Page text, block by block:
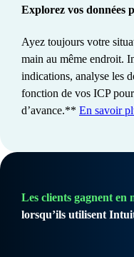
Explorez vos données
Ayez toujours votre
main au même endroit.
indications, analyse les
fonction de vos ICP
d’avance.** En savoir
Les clients gagnent en
lorsqu’ils utilisent